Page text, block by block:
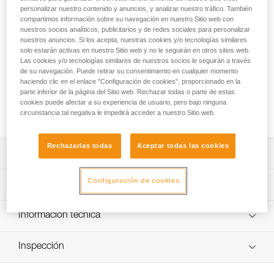
saca de transporte TRANSPORT 60 es confortable y
robusta. El respaldo, los tirantes y la cinta ventral, de
espuma termoformada, aportan un confort óptimo al usuario,
incluso durante el transporte de cargas pesadas. Su
construcción con lona de TPU de alta resistencia permite
una utilización intensiva, sin temer a un desgaste prematuro.
Su diseño hace que sea una saca práctica, autoportante,
que también se puede, llevada en la mano gracias a las tres
asas robustas, izar y colgar en el lugar de trabajo en
posición abierta.
Confort óptimo:
- Respaldo, tirantes y cinta ventral, de espuma
durante el transporte, independientemente del peso de la
Construcción robusta:
Características técnicas
Capacidad: 60 litros
Peso: 1780 g
Carga máxima: 50 kg
Información técnica
FAQ
Inspección
personalizar nuestro contenido y anuncios, y analizar nuestro tráfico. También
compartimos información sobre su navegación en nuestro Sitio web con
nuestros socios analíticos, publicitarios y de redes sociales para personalizar
nuestros anuncios. Si los acepta, nuestras cookies y/o tecnologías similares
solo estarán activas en nuestro Sitio web y no le seguirán en otros sitios web.
Las cookies y/o tecnologías similares de nuestros socios le seguirán a través
de su navegación. Puede retirar su consentimiento en cualquier momento
haciendo clic en el enlace "Configuración de cookies", proporcionado en la
parte inferior de la página del Sitio web. Rechazar todas o parte de estas
cookies puede afectar a su experiencia de usuario, pero bajo ninguna
circunstancia tal negativa le impedirá acceder a nuestro Sitio web.
Rechazarlas todas Aceptar todas las cookies
Configuración de cookies